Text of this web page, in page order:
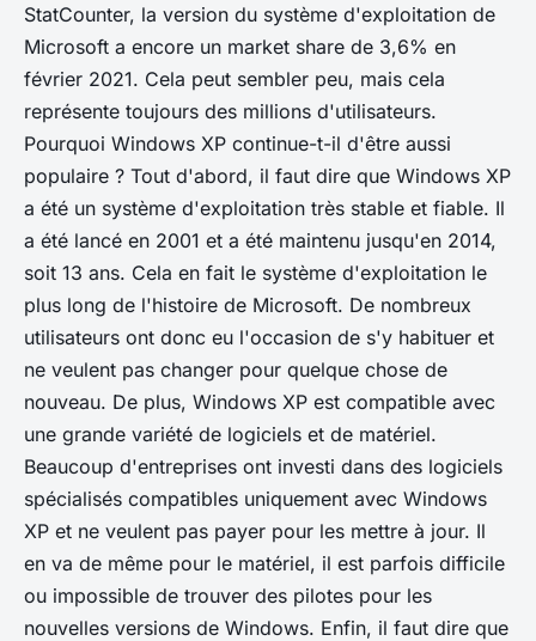
StatCounter, la version du système d'exploitation de
Microsoft a encore un market share de 3,6% en
février 2021. Cela peut sembler peu, mais cela
représente toujours des millions d'utilisateurs.
Pourquoi Windows XP continue-t-il d'être aussi
populaire ? Tout d'abord, il faut dire que Windows XP
a été un système d'exploitation très stable et fiable. Il
a été lancé en 2001 et a été maintenu jusqu'en 2014,
soit 13 ans. Cela en fait le système d'exploitation le
plus long de l'histoire de Microsoft. De nombreux
utilisateurs ont donc eu l'occasion de s'y habituer et
ne veulent pas changer pour quelque chose de
nouveau. De plus, Windows XP est compatible avec
une grande variété de logiciels et de matériel.
Beaucoup d'entreprises ont investi dans des logiciels
spécialisés compatibles uniquement avec Windows
XP et ne veulent pas payer pour les mettre à jour. Il
en va de même pour le matériel, il est parfois difficile
ou impossible de trouver des pilotes pour les
nouvelles versions de Windows. Enfin, il faut dire que